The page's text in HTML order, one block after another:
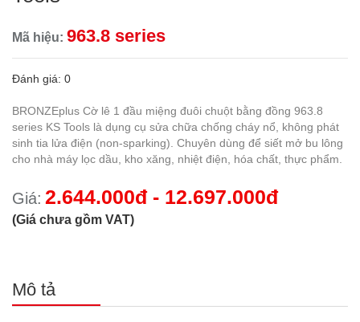
Mã hiệu: 963.8 series
Đánh giá: 0
BRONZEplus Cờ lê 1 đầu miệng đuôi chuột bằng đồng 963.8
series KS Tools là dụng cụ sửa chữa chống cháy nổ, không phát
sinh tia lửa điện (non-sparking). Chuyên dùng để siết mở bu lông
cho nhà máy lọc dầu, kho xăng, nhiệt điện, hóa chất, thực phẩm.
Giá: 2.644.000đ - 12.697.000đ
(Giá chưa gồm VAT)
Mô tả